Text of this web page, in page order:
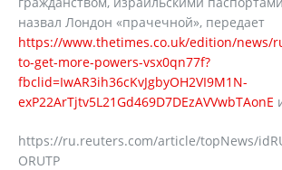
назвал Лондон «прачечной», передает
https://www.thetimes.co.uk/edition/news/
to-get-more-powers-vsx0qn77f?
fbclid=IwAR3ih36cKvJgbyOH2VI9M1N-
exP22ArTjtv5L21Gd469D7DEzAVVwbTAonE
https://ru.reuters.com/article/topNews/
ORUTP